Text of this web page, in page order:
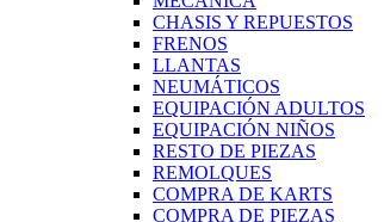
CHASIS Y REPUESTOS
FRENOS
LLANTAS
NEUMÁTICOS
EQUIPACIÓN ADULTOS
EQUIPACIÓN NIÑOS
RESTO DE PIEZAS
REMOLQUES
COMPRA DE KARTS
COMPRA DE PIEZAS